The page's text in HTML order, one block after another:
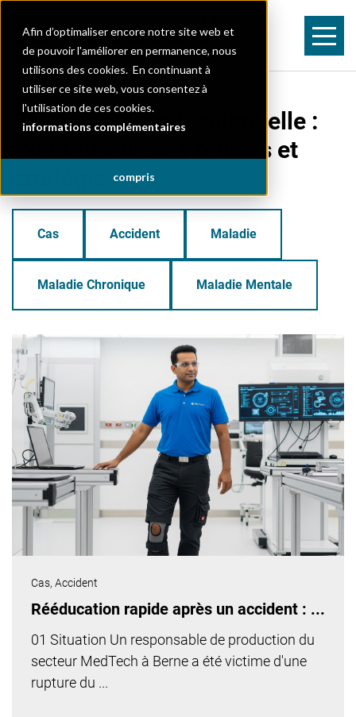
Afin d’optimaliser encore notre site web et
de pouvoir l'améliorer en permanence, nous
utilisons des cookies. En continuant à
utiliser ce site web, vous consentez à
l'utilisation de ces cookies.
informations complémentaires
compris
Réinsertion professionnelle :
exemples de cas réussis et
stratégies
Cas Accident Maladie
Maladie Chronique Maladie Mentale
Cas, Accident
Rééducation rapide après un accident : ...
01 Situation Un responsable de production du
secteur MedTech à Berne a été victime d'une
rupture du ...